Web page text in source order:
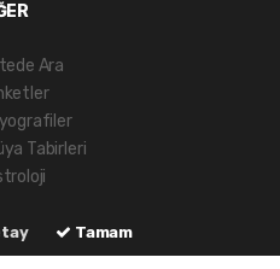
Tamam
Ara
Tabirleri